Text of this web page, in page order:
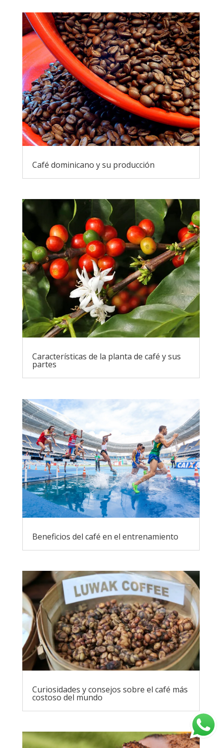
Café dominicano y su producción
Características de la planta de café y sus
partes
Beneficios del café en el entrenamiento
Curiosidades y consejos sobre el café más
costoso del mundo